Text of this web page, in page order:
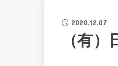
2020.12.07
（有